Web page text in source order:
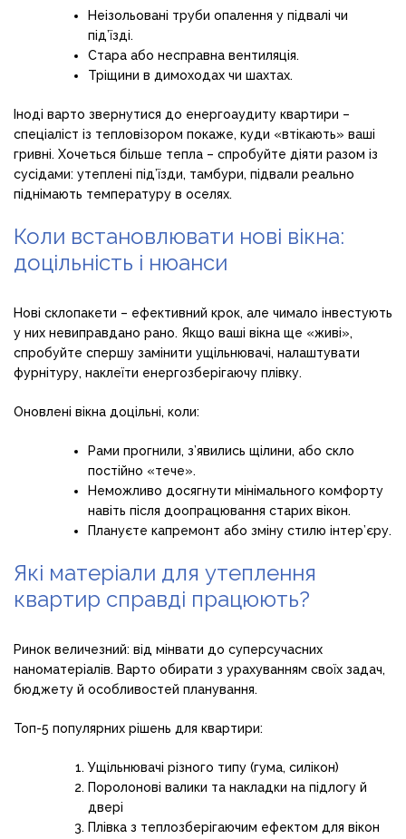
Неізольовані труби опалення у підвалі чи
під’їзді.
Стара або несправна вентиляція.
Тріщини в димоходах чи шахтах.
Іноді варто звернутися до енергоаудиту квартири –
спеціаліст із тепловізором покаже, куди «втікають» ваші
гривні. Хочеться більше тепла – спробуйте діяти разом із
сусідами: утеплені під’їзди, тамбури, підвали реально
піднімають температуру в оселях.
Коли встановлювати нові вікна:
доцільність і нюанси
Нові склопакети – ефективний крок, але чимало інвестують
у них невиправдано рано. Якщо ваші вікна ще «живі»,
спробуйте спершу замінити ущільнювачі, налаштувати
фурнітуру, наклеїти енергозберігаючу плівку.
Оновлені вікна доцільні, коли:
Рами прогнили, з’явились щілини, або скло
постійно «тече».
Неможливо досягнути мінімального комфорту
навіть після доопрацювання старих вікон.
Плануєте капремонт або зміну стилю інтер’єру.
Які матеріали для утеплення
квартир справді працюють?
Ринок величезний: від мінвати до суперсучасних
наноматеріалів. Варто обирати з урахуванням своїх задач,
бюджету й особливостей планування.
Топ-5 популярних рішень для квартири:
Ущільнювачі різного типу (гума, силікон)
Поролонові валики та накладки на підлогу й
двері
Плівка з теплозберігаючим ефектом для вікон